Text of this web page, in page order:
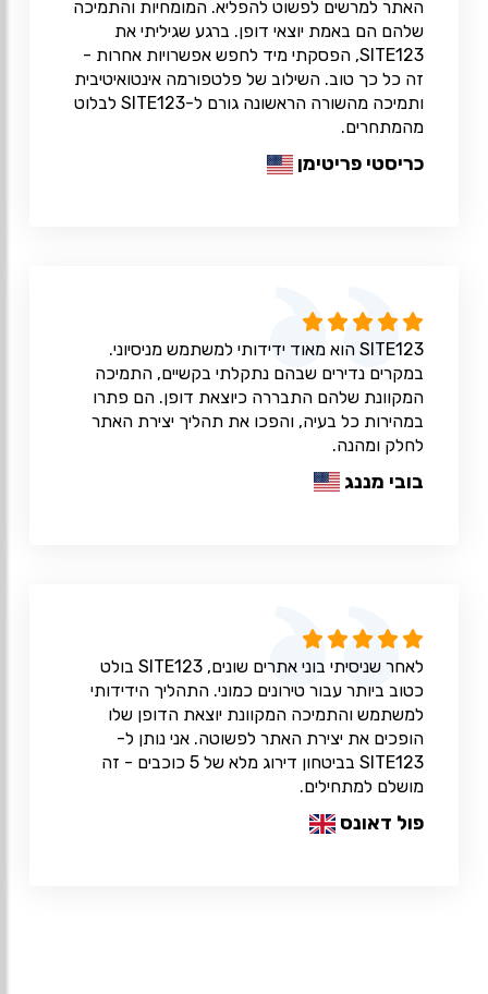
האתר למרשים לפשוט להפליא. המומחיות והתמיכה
שלהם הם באמת יוצאי דופן. ברגע שגיליתי את
SITE123, הפסקתי מיד לחפש אפשרויות אחרות -
זה כל כך טוב. השילוב של פלטפורמה אינטואיטיבית
ותמיכה מהשורה הראשונה גורם ל-SITE123 לבלוט
מהמתחרים.
כריסטי פריטימן
SITE123 הוא מאוד ידידותי למשתמש מניסיוני.
במקרים נדירים שבהם נתקלתי בקשיים, התמיכה
המקוונת שלהם התבררה כיוצאת דופן. הם פתרו
במהירות כל בעיה, והפכו את תהליך יצירת האתר
לחלק ומהנה.
בובי מננג
לאחר שניסיתי בוני אתרים שונים, SITE123 בולט
כטוב ביותר עבור טירונים כמוני. התהליך הידידותי
למשתמש והתמיכה המקוונת יוצאת הדופן שלו
הופכים את יצירת האתר לפשוטה. אני נותן ל-
SITE123 בביטחון דירוג מלא של 5 כוכבים - זה
מושלם למתחילים.
פול דאונס